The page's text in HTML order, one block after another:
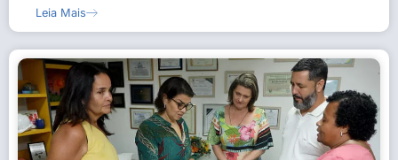
Leia Mais